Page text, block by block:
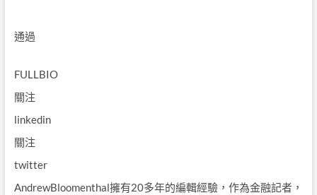
通過
FULLBIO
關注
linkedin
關注
twitter
AndrewBloomenthal擁有20多年的編輯經驗，作為金融記者，